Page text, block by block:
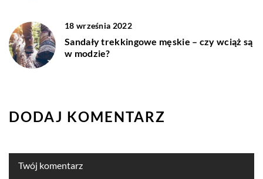
18 września 2022
Sandały trekkingowe męskie – czy wciąż są
w modzie?
DODAJ KOMENTARZ